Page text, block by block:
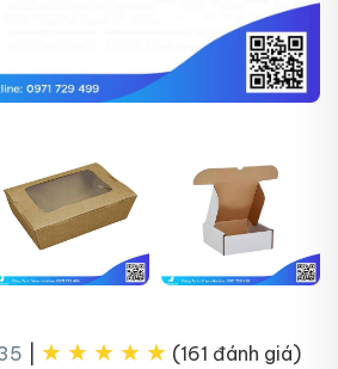
★ ★ ★ ★ ★ (161 đánh giá)